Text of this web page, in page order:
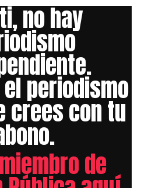
no hay
periodismo
crees con tu
de